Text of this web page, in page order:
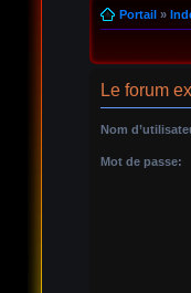
Portail»
Le forum
Nom
Mot de passe: